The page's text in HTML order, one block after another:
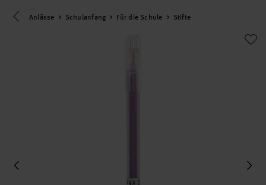
Eine Kategorie zurück navigieren
Anlässe Schulanfang Für die Schule Stifte